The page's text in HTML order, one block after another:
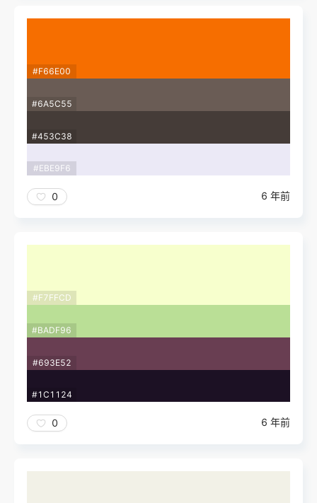
#F66E00
#6A5C55
#453C38
#EBE9F6
0 6 年前
#F7FFCD
#BADF96
#693E52
#1C1124
0 6 年前